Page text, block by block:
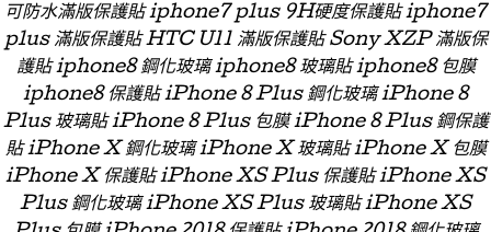
可防水滿版保護貼 iphone7 plus 9H硬度保護貼 iphone7
plus 滿版保護貼 HTC U11 滿版保護貼 Sony XZP 滿版保
護貼 iphone8 鋼化玻璃 iphone8 玻璃貼 iphone8 包膜
iphone8 保護貼 iPhone 8 Plus 鋼化玻璃 iPhone 8
Plus 玻璃貼 iPhone 8 Plus 包膜 iPhone 8 Plus 鋼保護
貼 iPhone X 鋼化玻璃 iPhone X 玻璃貼 iPhone X 包膜
iPhone X 保護貼 iPhone XS Plus 保護貼 iPhone XS
Plus 鋼化玻璃 iPhone XS Plus 玻璃貼 iPhone XS